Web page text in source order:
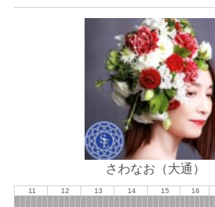
さわなお（大通）
11 12 13 14 15 16